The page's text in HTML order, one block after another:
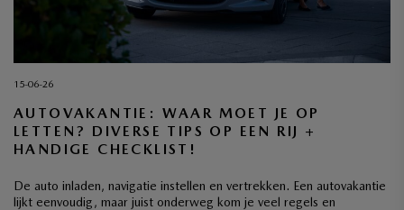
15-06-26
AUTOVAKANTIE: WAAR MOET JE OP
LETTEN? DIVERSE TIPS OP EEN RIJ +
HANDIGE CHECKLIST!
De auto inladen, navigatie instellen en vertrekken. Een autovakantie
lijkt eenvoudig, maar juist onderweg kom je veel regels en